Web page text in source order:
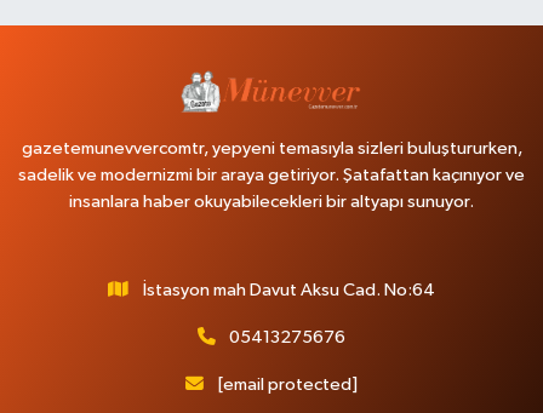
gazetemunevvercomtr, yepyeni temasıyla sizleri buluştururken,
sadelik ve modernizmi bir araya getiriyor. Şatafattan kaçınıyor ve
insanlara haber okuyabilecekleri bir altyapı sunuyor.
İstasyon mah Davut Aksu Cad. No:64
05413275676
[email protected]